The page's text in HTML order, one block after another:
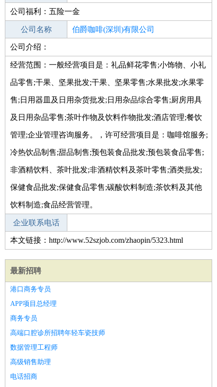
其他行业
公司福利：五险一金
公司名称 伯爵咖啡(深圳)有限公司
公司类型
公司介绍：
经营范围：一般经营项目是：礼品鲜花零售;小饰物、小礼
品零售;干果、坚果批发;干果、坚果零售;水果批发;水果零
售;日用器皿及日用杂货批发;日用杂品综合零售;厨房用具
及日用杂品零售;茶叶作物及饮料作物批发;酒店管理;餐饮
管理;企业管理咨询服务。，许可经营项目是：咖啡馆服务;
冷热饮品制售;甜品制售;预包装食品批发;预包装食品零售;
非酒精饮料、茶叶批发;非酒精饮料及茶叶零售;酒类批发;
保健食品批发;保健食品零售;碳酸饮料制造;茶饮料及其他
饮料制造;食品经营管理。
企业联系电话
本文链接：http://www.52szjob.com/zhaopin/5323.html
最新招聘
港口商务专员
APP项目总经理
商务专员
高端口腔诊所招聘年轻车瓷技师
数据管理工程师
高级销售助理
电话招商